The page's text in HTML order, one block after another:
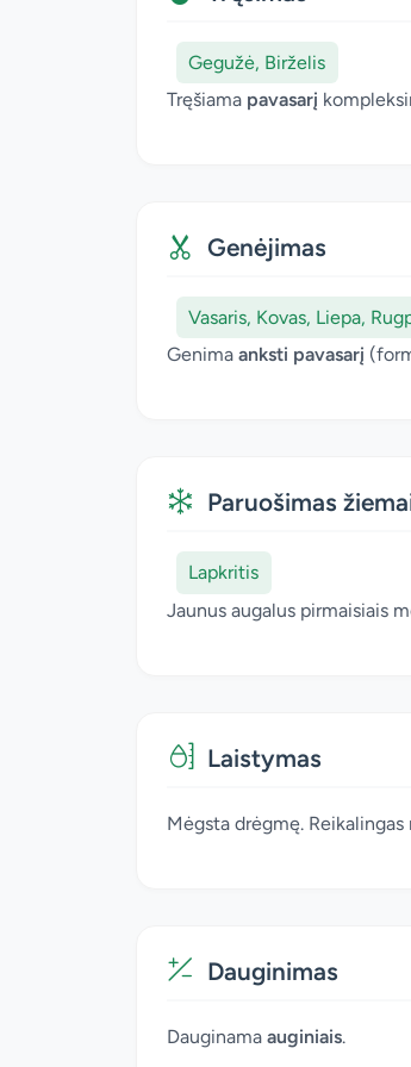
Gegužė, Birželis
Tręšiama pavasarį
Genėjimas
Vasaris, Kovas, Liepa,
Genima anksti pavasarį
Paruošimas
Lapkritis
Jaunus augalus pirmaisiais
Laistymas
Mėgsta drėgmę.
Dauginimas
Dauginama auginiais.